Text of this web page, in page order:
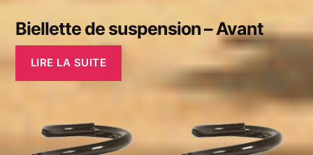
Biellette de suspension – Avant
LIRE LA SUITE